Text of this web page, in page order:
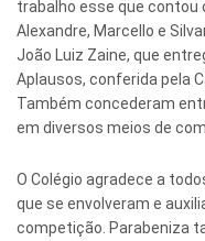
trabalho esse que contou
Alexandre, Marcello e
João Luiz Zaine, que
Aplausos, conferida pela
Também concederam
em diversos meios de
O Colégio agradece a
que se envolveram e
competição. Parabeniza